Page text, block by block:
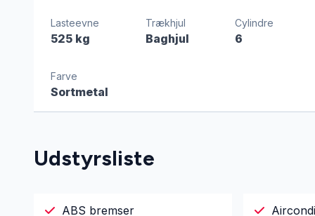
Lasteevne
525 kg
Trækhjul
Baghjul
Cylindre
6
Farve
Sortmetal
Udstyrsliste
ABS bremser